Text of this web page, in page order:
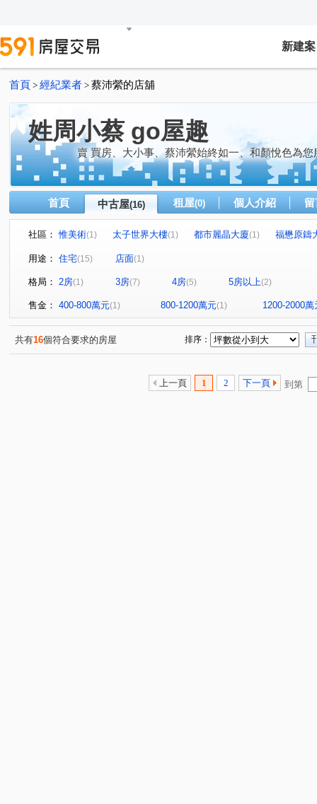
新建案
首頁 > 經紀業者 > 蔡沛縈的店舖
姓周小蔡 go屋趣
賣 買房、大小事、蔡沛縈始終如一、和顏悅色為您
首頁 中古屋(16) 租屋(0) 個人介紹
社區： 惟美術(1) 太子世界大樓(1) 都市麗晶大廈(1)
福懋原鑄
鼎宇美術館大廈
美術東四路
和順街 華豐街 大順一路
察哈爾二街(1) 建國一路(1) 美術北五街 民泰街(1)
十全二路(1) 大興街(1) 高楠一街(1)
用途： 住宅(15) 店面(1)
格局： 2房(1) 3房(7) 4房(5) 5房以上(2)
售金： 400-800萬元(1) 800-1200萬元(1) 1200-2000萬
共有16個符合要求的房屋 排序：
上一頁 1 2 下一頁 到第